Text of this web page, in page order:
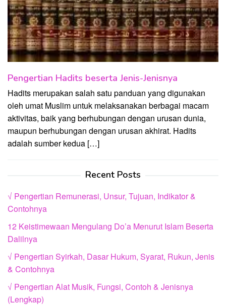
Pengertian Hadits beserta Jenis-Jenisnya
Hadits merupakan salah satu panduan yang digunakan
oleh umat Muslim untuk melaksanakan berbagai macam
aktivitas, baik yang berhubungan dengan urusan dunia,
maupun berhubungan dengan urusan akhirat. Hadits
adalah sumber kedua […]
Recent Posts
√ Pengertian Remunerasi, Unsur, Tujuan, Indikator &
Contohnya
12 Keistimewaan Mengulang Do’a Menurut Islam Beserta
Dalilnya
√ Pengertian Syirkah, Dasar Hukum, Syarat, Rukun, Jenis
& Contohnya
√ Pengertian Alat Musik, Fungsi, Contoh & Jenisnya
(Lengkap)